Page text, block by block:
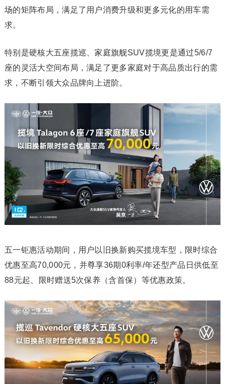
场的矩阵布局，满足了用户消费升级和更多元化的用车需
求。
特别是硬核大五座揽巡、家庭旗舰SUV揽境更是通过5/6/7
座的灵活大空间布局，满足了更多家庭对于高品质出行的需
求，不断引领大众品牌向上进阶。
五一钜惠活动期间，用户以旧换新购买揽境车型，限时综合
优惠至高70,000元，并尊享36期0利率/年还型产品日供低至
88元起、限时赠送5次保养（含首保）等优惠政策。